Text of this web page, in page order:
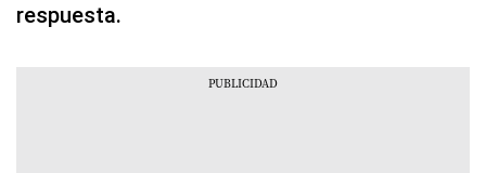
respuesta.